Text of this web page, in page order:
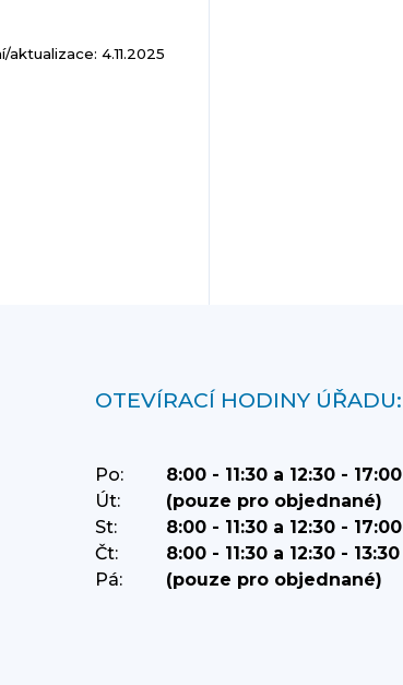
4.11.2025
OTEVÍRACÍ HODINY ÚŘADU:
Po:
8:00 - 11:30 a 12:30 - 17:00
Út:
(pouze pro objednané)
St:
8:00 - 11:30 a 12:30 - 17:00
Čt:
8:00 - 11:30 a 12:30 - 13:30
Pá:
(pouze pro objednané)